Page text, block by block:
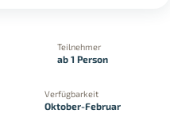
Teilnehmer
ab 1 Person
Verfügbarkeit
Oktober-Februar